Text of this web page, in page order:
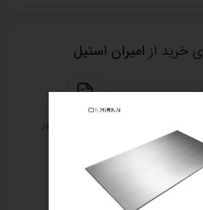
خرید از امیران استیل
بررسی و صدور پیش‌فاکتور